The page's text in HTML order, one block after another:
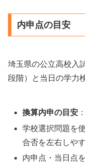
内申点の目安
埼玉県の公立高校入
段階）と当日の学力
換算内申の目安
学校選択問題を
合否を左右しや
内申点・当日点